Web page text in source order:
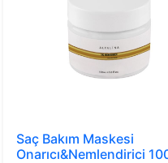
Saç Bakım Maskesi
Onarıcı&Nemlendirici